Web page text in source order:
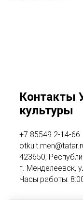
Контакты
культуры
+7 85549 2-14-66
423650,
г. Менделеевск,
Часы работы: